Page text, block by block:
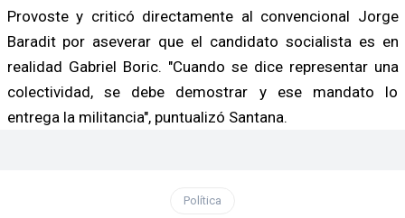
Provoste y criticó directamente al convencional Jorge
Baradit por aseverar que el candidato socialista es en
realidad Gabriel Boric. "Cuando se dice representar una
colectividad, se debe demostrar y ese mandato lo
entrega la militancia", puntualizó Santana.
Política